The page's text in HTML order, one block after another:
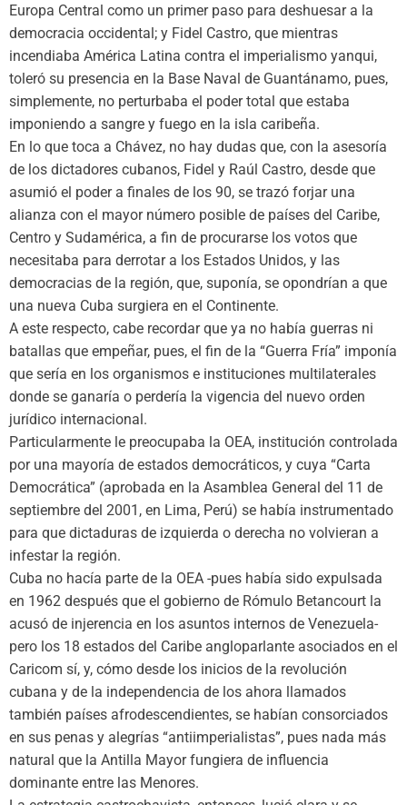
Europa Central como un primer paso para deshuesar a la
democracia occidental; y Fidel Castro, que mientras
incendiaba América Latina contra el imperialismo yanqui,
toleró su presencia en la Base Naval de Guantánamo, pues,
simplemente, no perturbaba el poder total que estaba
imponiendo a sangre y fuego en la isla caribeña.
En lo que toca a Chávez, no hay dudas que, con la asesoría
de los dictadores cubanos, Fidel y Raúl Castro, desde que
asumió el poder a finales de los 90, se trazó forjar una
alianza con el mayor número posible de países del Caribe,
Centro y Sudamérica, a fin de procurarse los votos que
necesitaba para derrotar a los Estados Unidos, y las
democracias de la región, que, suponía, se opondrían a que
una nueva Cuba surgiera en el Continente.
A este respecto, cabe recordar que ya no había guerras ni
batallas que empeñar, pues, el fin de la “Guerra Fría” imponía
que sería en los organismos e instituciones multilaterales
donde se ganaría o perdería la vigencia del nuevo orden
jurídico internacional.
Particularmente le preocupaba la OEA, institución controlada
por una mayoría de estados democráticos, y cuya “Carta
Democrática” (aprobada en la Asamblea General del 11 de
septiembre del 2001, en Lima, Perú) se había instrumentado
para que dictaduras de izquierda o derecha no volvieran a
infestar la región.
Cuba no hacía parte de la OEA -pues había sido expulsada
en 1962 después que el gobierno de Rómulo Betancourt la
acusó de injerencia en los asuntos internos de Venezuela-
pero los 18 estados del Caribe angloparlante asociados en el
Caricom sí, y, cómo desde los inicios de la revolución
cubana y de la independencia de los ahora llamados
también países afrodescendientes, se habían consorciados
en sus penas y alegrías “antiimperialistas”, pues nada más
natural que la Antilla Mayor fungiera de influencia
dominante entre las Menores.